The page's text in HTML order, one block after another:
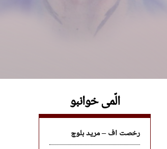
الّمی خوانبو
رخصت اف – مرید بلوچ